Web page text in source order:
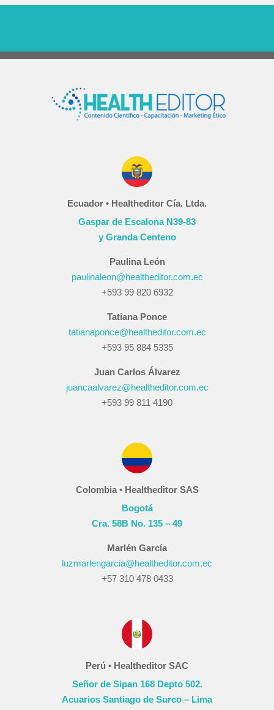
Ecuador • Healtheditor Cía. Ltda.
Gaspar de Escalona N39-83
y Granda Centeno
Paulina León
paulinaleon@healtheditor.com.ec
+593 99 820 6932
Tatiana Ponce
tatianaponce@healtheditor.com.ec
+593 95 884 5335
Juan Carlos Álvarez
juancaalvarez@healtheditor.com.ec
+593 99 811 4190
Colombia • Healtheditor SAS
Bogotá
Cra. 58B No. 135 – 49
Marlén García
luzmarlengarcia@healtheditor.com.ec
+57 310 478 0433
Perú • Healtheditor SAC
Señor de Sipan 168 Depto 502.
Acuarios Santiago de Surco – Lima